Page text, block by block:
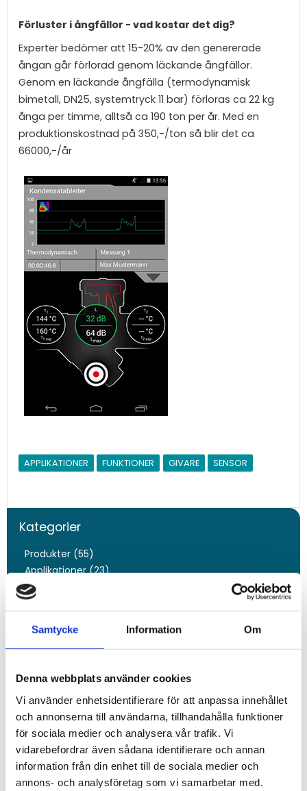
Samtycke Information Om
Denna webbplats använder cookies
Vi använder enhetsidentifierare för att anpassa innehållet
och annonserna till användarna, tillhandahålla funktioner
för sociala medier och analysera vår trafik. Vi
vidarebefordrar även sådana identifierare och annan
information från din enhet till de sociala medier och
annons- och analysföretag som vi samarbetar med.
Förluster i ångfällor - vad kostar det dig?
Experter bedömer att 15-20% av den genererade
ångan går förlorad genom läckande ångfällor.
Genom en läckande ångfälla (termodynamisk
bimetall, DN25, systemtryck 11 bar) förloras ca 22 kg
ånga per timme, alltså ca 190 ton per år. Med en
produktionskostnad på 350,-/ton så blir det ca
66000,-/år
APPLIKATIONER FUNKTIONER GIVARE SENSOR
Kategorier
Produkter (55)
Applikationer (23)
Funktioner (16)
Tjänster (11)
Fjärrmätning
Sensor
Fjärrstyrning
Arkiv